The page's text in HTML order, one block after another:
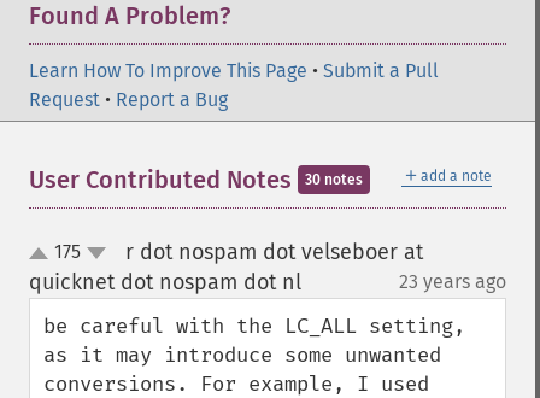
Found A Problem?
Learn How To Improve This Page • Submit a Pull
Request • Report a Bug
＋ add a note
User Contributed Notes 30 notes
up
down
175
r dot nospam dot velseboer at
quicknet dot nospam dot nl
23 years ago
be careful with the LC_ALL setting,
as it may introduce some unwanted
conversions. For example, I used